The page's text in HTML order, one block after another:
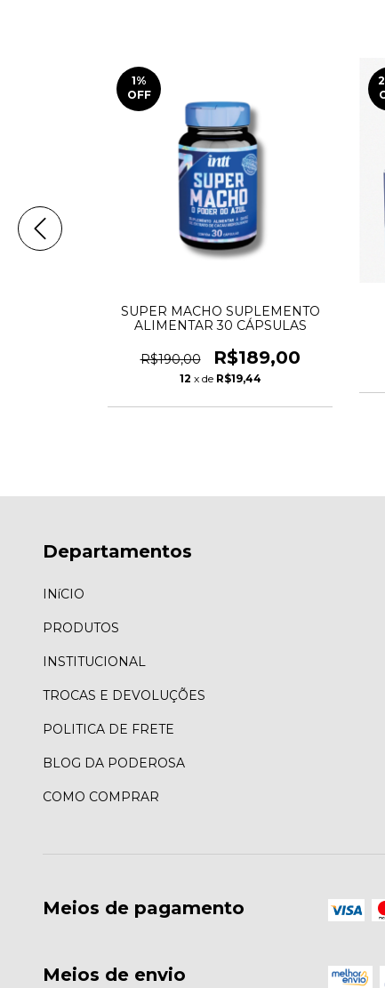
1%
OFF
SUPER MACHO SUPLEMENTO
ALIMENTAR 30 CÁPSULAS
R$190,00 R$189,00
12 x de R$19,44
Departamentos
INíCIO
PRODUTOS
INSTITUCIONAL
TROCAS E DEVOLUÇÕES
POLITICA DE FRETE
BLOG DA PODEROSA
COMO COMPRAR
Meios de pagamento
Meios de envio